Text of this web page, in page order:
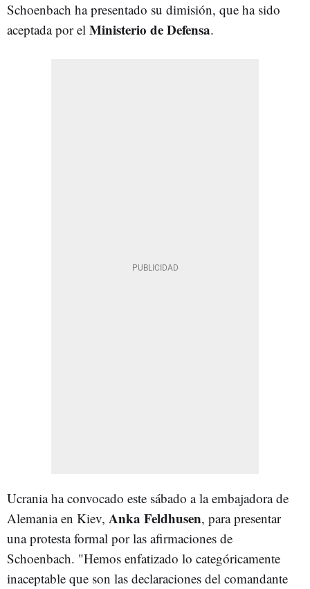
Schoenbach ha presentado su dimisión, que ha sido
aceptada por el Ministerio de Defensa.
Ucrania ha convocado este sábado a la embajadora de
Alemania en Kiev, Anka Feldhusen, para presentar
una protesta formal por las afirmaciones de
Schoenbach. "Hemos enfatizado lo categóricamente
inaceptable que son las declaraciones del comandante